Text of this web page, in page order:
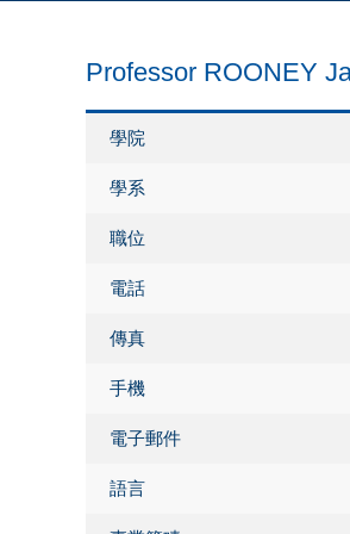
Professor ROONEY
學院
學系
職位
電話
傳真
手機
電子郵件
語言